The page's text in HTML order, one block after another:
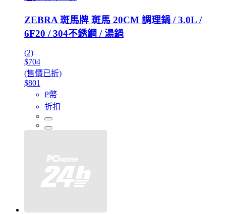
ZEBRA 斑馬牌 斑馬 20CM 調理鍋 / 3.0L /
6F20 / 304不銹鋼 / 湯鍋
(2)
$704
(售價已折)
$801
P幣
折扣